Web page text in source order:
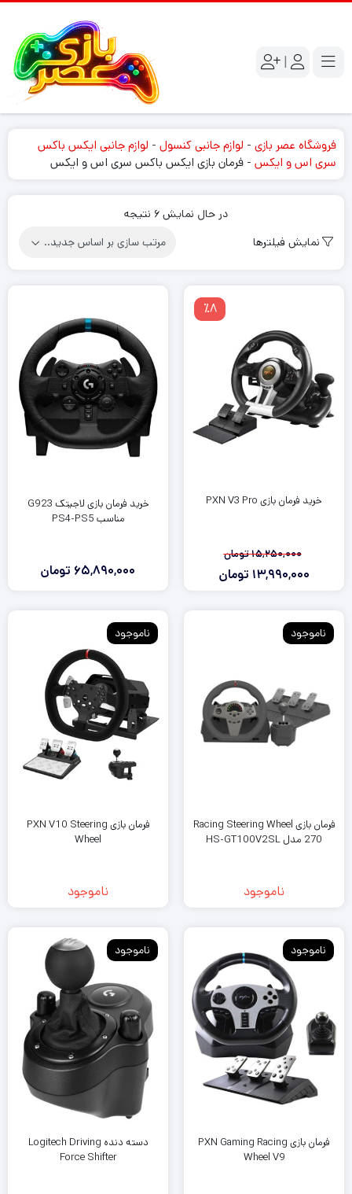
|
فروشگاه عصر بازی - لوازم جانبی کنسول - لوازم جانبی ایکس باکس
سری اس و ایکس - فرمان بازی ایکس باکس سری اس و ایکس
در حال نمایش 6 نتیجه
Sorted
latest
نمایش فیلترها
٪8
خرید فرمان بازی PXN V3 Pro
15,250,000تومان
13,990,000 تومان
خرید فرمان بازی لاجیتک G923
مناسب PS4-PS5
65,890,000 تومان
ناموجود
فرمان بازی Racing Steering Wheel
270 مدل HS-GT100V2SL
ناموجود
ناموجود
فرمان بازی PXN V10 Steering
Wheel
ناموجود
ناموجود
فرمان بازی PXN Gaming Racing
Wheel V9
ناموجود
دسته دنده Logitech Driving
Force Shifter